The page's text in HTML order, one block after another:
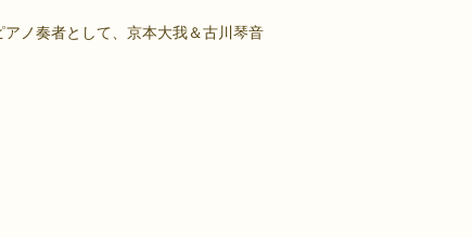
ノ奏者として、京本大我＆古川琴音